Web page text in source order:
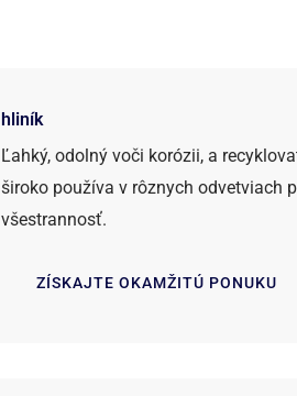
hliník
Ľahký, odolný voči korózii, a
široko používa v rôznych odvetviach
všestrannosť.
ZÍSKAJTE OKAMŽITÚ PONUKU